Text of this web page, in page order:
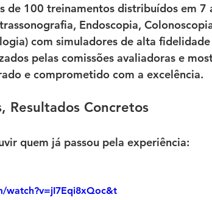
de 100 treinamentos distribuídos em 7
Endoscopia,
com simuladores de alta
pelas comissões avaliadoras e
e comprometido com a excelência.
Resultados Concretos
quem já passou pela experiência:
watch?v=jI7Eqi8xQoc&t